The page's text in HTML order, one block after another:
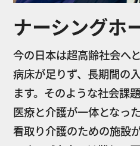
ナーシングホ
今の日本は超高齢社会へ
病床が足りず、長期間の
ます。そのような社会課
医療と介護が一体となっ
看取り介護のための施設